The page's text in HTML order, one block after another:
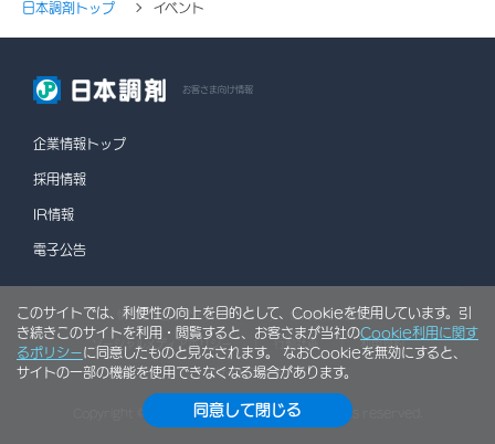
日本調剤トップ イベント
お客さま向け情報
企業情報トップ
採用情報
IR情報
電子公告
情報セキュリティポリシー 個人情報保護方針
ソーシャルメディアポリシー 行動計画 利用規約
サイトマップ
Copyright © NIHON CHOUZAI Co., Ltd. All rights reserved.
このサイトでは、利便性の向上を目的として、Cookieを使用しています。引
き続きこのサイトを利用・閲覧すると、お客さまが当社のCookie利用に関す
るポリシーに同意したものと見なされます。 なおCookieを無効にすると、
サイトの一部の機能を使用できなくなる場合があります。
同意して閉じる